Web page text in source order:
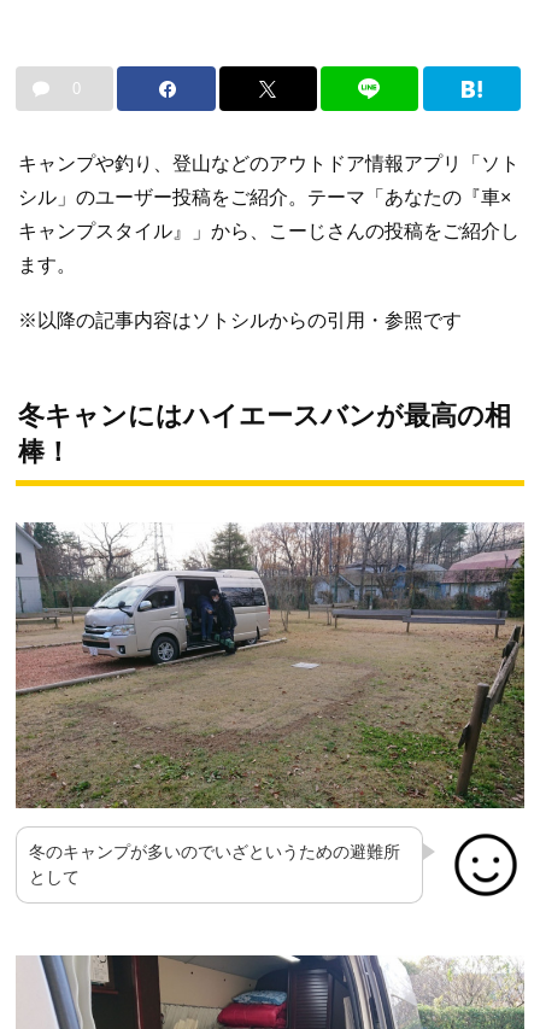
0
キャンプや釣り、登山などのアウトドア情報アプリ「ソト
シル」のユーザー投稿をご紹介。テーマ「あなたの『車×
キャンプスタイル』」から、こーじさんの投稿をご紹介し
ます。
※以降の記事内容はソトシルからの引用・参照です
冬キャンにはハイエースバンが最高の相
棒！
冬のキャンプが多いのでいざというための避難所
として